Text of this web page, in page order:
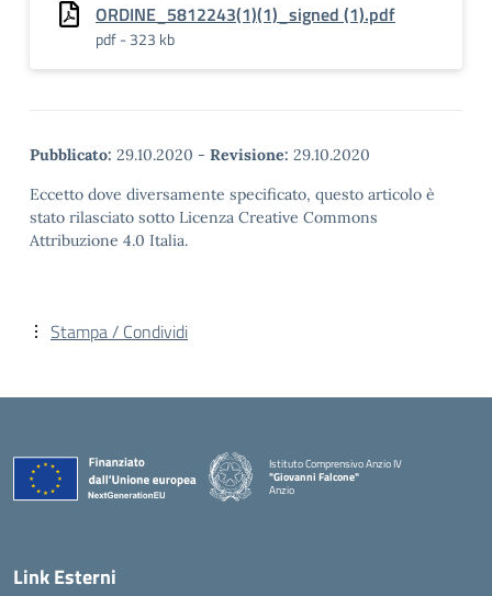
ORDINE_5812243(1)(1)_signed (1).pdf
pdf - 323 kb
Pubblicato: 29.10.2020 - Revisione: 29.10.2020
Eccetto dove diversamente specificato, questo articolo è
stato rilasciato sotto Licenza Creative Commons
Attribuzione 4.0 Italia.
Stampa / Condividi
Istituto Comprensivo Anzio IV
"Giovanni Falcone"
Anzio
Link Esterni